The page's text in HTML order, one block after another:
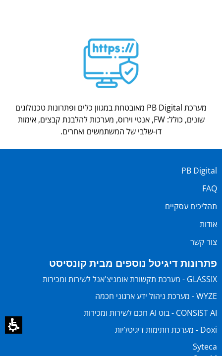
מערכת PB Digital מאובטחת במגוון כלים ופתרונות טכנולוגים
שונים, כולל: FW, אנטי וירוס, מערכות להלבנת קבצים, אימות
דו-שלבי של המשתמשים ואחרים.
PB Digital
FAQ
תהליכים עסקיים
אודות
צור קשר
פתרונות דיגיטל נוספים מבית קונסיסט
GLASSIX - מערכת תקשורת אומניצ'אנל לשירות ומכירות
WYZE - מערכת ניהול ידע ארגוני חכמה
CONSIST AI - בוט AI חכם לשירות ומכירות
Doxi - מערכת חתימות דיגיטליות
Syteca